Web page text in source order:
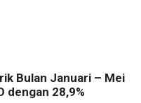
Bulan Januari – Mei
dengan 28,9%